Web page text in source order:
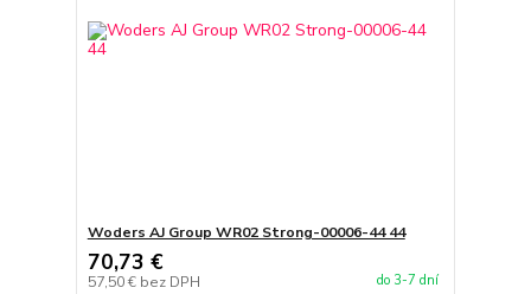
Woders AJ Group WR02 Strong-00006-44 44
70,73 €
57,50 € bez DPH do 3-7 dní